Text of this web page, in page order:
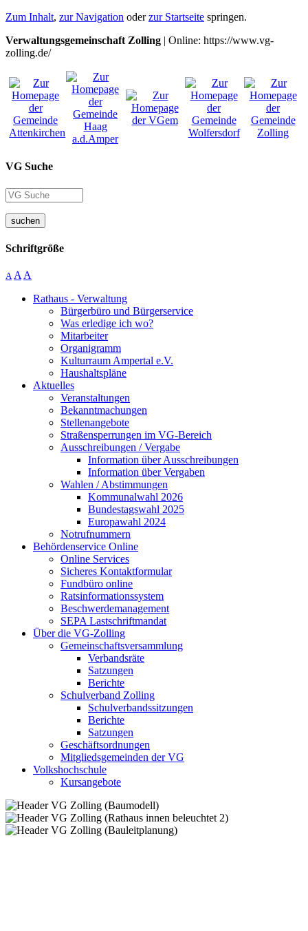
Zum Inhalt, zur Navigation oderzur Startseite springen.
Verwaltungsgemeinschaft Zolling | Online: https://www.vg-
zolling.de/
VG Suche
suchen
Schriftgröße
A A A
Rathaus - Verwaltung
Bürgerbüro und Bürgerservice
Was erledige ich wo?
Mitarbeiter
Organigramm
Kulturraum Ampertal e.V.
Haushaltspläne
Aktuelles
Veranstaltungen
Bekanntmachungen
Stellenangebote
Straßensperrungen im VG-Bereich
Ausschreibungen / Vergabe
Information über Ausschreibungen
Information über Vergaben
Wahlen / Abstimmungen
Kommunalwahl 2026
Bundestagswahl 2025
Europawahl 2024
Notrufnummern
Behördenservice Online
Online Services
Sicheres Kontaktformular
Fundbüro online
Ratsinformationssystem
Beschwerdemanagement
SEPA Lastschriftmandat
Über die VG-Zolling
Gemeinschaftsversammlung
Verbandsräte
Satzungen
Berichte
Schulverband Zolling
Schulverbandssitzungen
Berichte
Satzungen
Geschäftsordnungen
Mitgliedsgemeinden der VG
Volkshochschule
Kursangebote